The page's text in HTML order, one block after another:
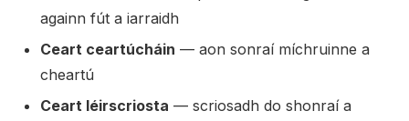
againn fút a iarraidh
Ceart ceartúcháin — aon sonraí míchruinne a
cheartú
Ceart léirscriosta — scriosadh do shonraí a